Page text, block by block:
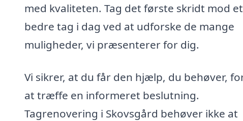
med kvaliteten. Tag det første skridt mod et
bedre tag i dag ved at udforske de mange
muligheder, vi præsenterer for dig.
Vi sikrer, at du får den hjælp, du behøver,
at træffe en informeret beslutning.
Tagrenovering i Skovsgård behøver ikke at